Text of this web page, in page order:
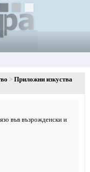
Приложни изкуства
във възрожденски и